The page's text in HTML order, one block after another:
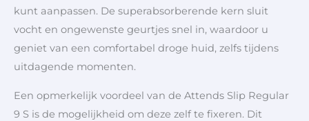
kunt aanpassen. De superabsorberende kern sluit
vocht en ongewenste geurtjes snel in, waardoor u
geniet van een comfortabel droge huid, zelfs tijdens
uitdagende momenten.
Een opmerkelijk voordeel van de Attends Slip Regular
9 S is de mogelijkheid om deze zelf te fixeren. Dit